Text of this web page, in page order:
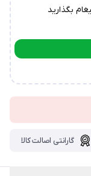
گارانتی اصالت کالا